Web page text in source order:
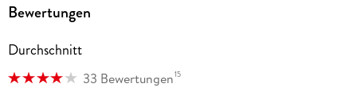
Bestsellerliste; die Verfilmung lief im Wettbewerb der
Literaturpreis geehrt. Seine Romane
Es ist immer so schön mit dirund
Bewertungen
Durchschnitt
33 Bewertungen15